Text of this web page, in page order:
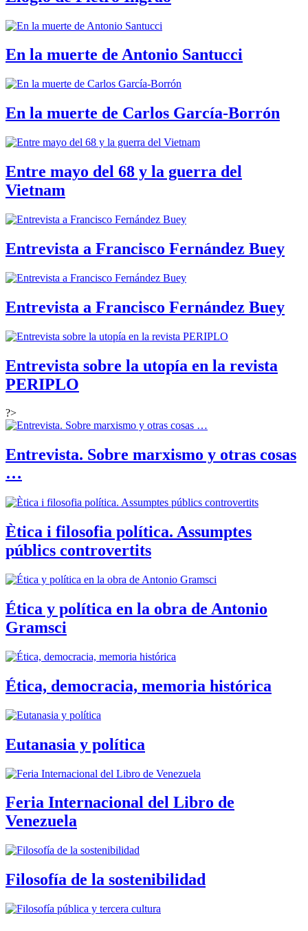
En la muerte de Antonio Santucci
En la muerte de Carlos García-Borrón
Entre mayo del 68 y la guerra del
Vietnam
Entrevista a Francisco Fernández Buey
Entrevista a Francisco Fernández Buey
Entrevista sobre la utopía en la revista
PERIPLO
?>
Entrevista. Sobre marxismo y otras cosas
…
Ètica i filosofia política. Assumptes
públics controvertits
Ética y política en la obra de Antonio
Gramsci
Ética, democracia, memoria histórica
Eutanasia y política
Feria Internacional del Libro de
Venezuela
Filosofía de la sostenibilidad